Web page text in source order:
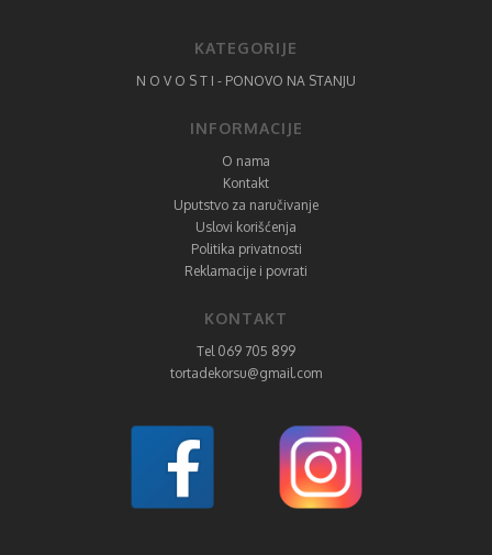
KATEGORIJE
N O V O S T I - PONOVO NA STANJU
INFORMACIJE
O nama
Kontakt
Uputstvo za naručivanje
Uslovi korišćenja
Politika privatnosti
Reklamacije i povrati
KONTAKT
Tel 069 705 899
tortadekorsu@gmail.com